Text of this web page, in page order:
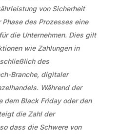
von Sicherheit
des Prozesses eine
die Unternehmen. Dies gilt
wie Zahlungen in
des
Branche, digitaler
Während der
dem Black Friday oder den
die Zahl der
dass die Schwere von